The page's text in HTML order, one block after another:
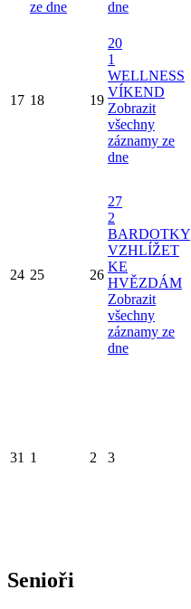
ze dne
dne
17 18 19
20
1
WELLNESS
VÍKEND
Zobrazit
všechny
záznamy ze
dne
24 25 26
27
2
BARDOTKY
VZHLÍŽET
KE
HVĚZDÁM
Zobrazit
všechny
záznamy ze
dne
31 1 2 3
Senioři